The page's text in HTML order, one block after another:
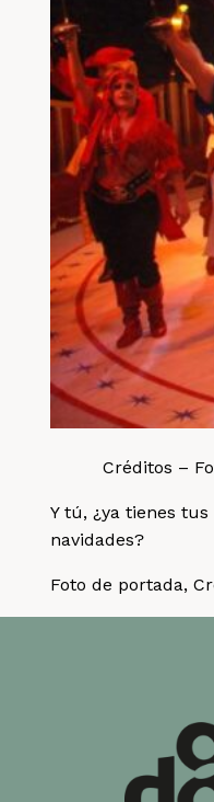
Créditos –
Y tú, ¿ya tienes
navidades?
Foto de portada,